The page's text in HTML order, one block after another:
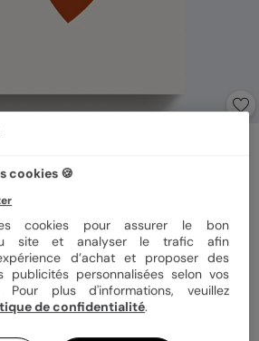
Photos)
Portrait 21x29 cm
Rigide Souple
cookies 🍪
cookies pour assurer le bon
site et analyser le trafic afin
d’achat et proposer des
publicités personnalisées selon vos
Pour plus d'informations, veuillez
de confidentialité.